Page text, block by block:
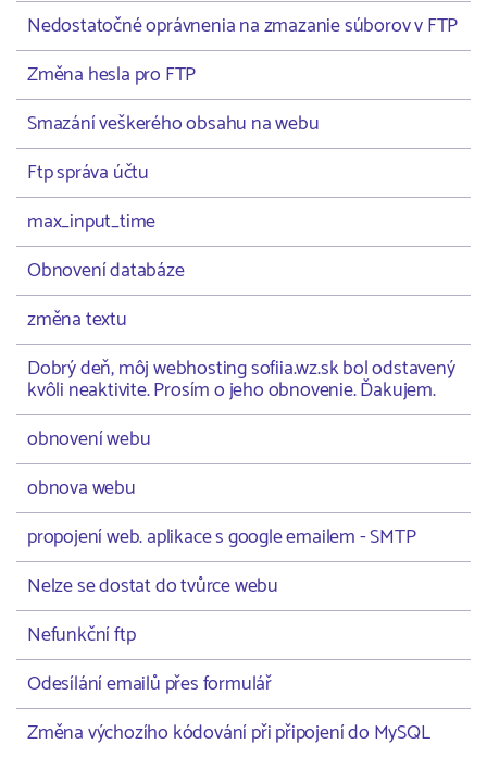
Nedostatočné oprávnenia na zmazanie súborov v FTP
Změna hesla pro FTP
Smazání veškerého obsahu na webu
Ftp správa účtu
max_input_time
Obnovení databáze
změna textu
Dobrý deň, môj webhosting sofiia.wz.sk bol odstavený
kvôli neaktivite. Prosím o jeho obnovenie. Ďakujem.
obnovení webu
obnova webu
propojení web. aplikace s google emailem - SMTP
Nelze se dostat do tvůrce webu
Nefunkční ftp
Odesílání emailů přes formulář
Změna výchozího kódování při připojení do MySQL